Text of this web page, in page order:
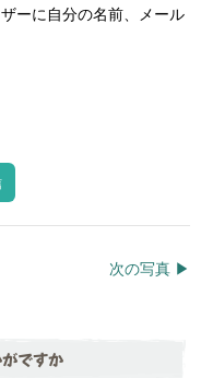
ーに自分の名前、メール
次の写真 ▶︎
ですか